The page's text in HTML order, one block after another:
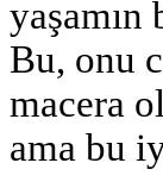
Bu, onu
macera
ama bu